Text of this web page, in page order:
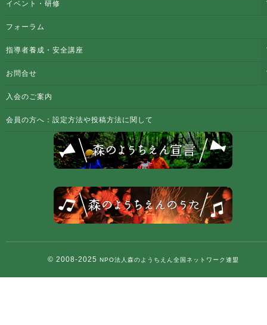
イベント・研修
フォーラム
指導者養成・安全講座
お問合せ
入会のご案内
会員の方へ：設定方法や投稿方法に関して
© 2008-2025 NPO法人森のようちえん全国ネットワーク連盟